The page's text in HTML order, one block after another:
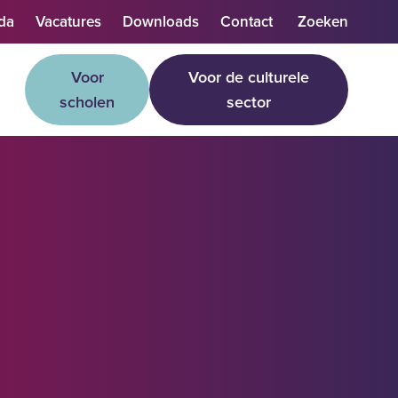
Vacatures Downloads Contact Zoeken
Voor
scholen
Voor de culturele
sector